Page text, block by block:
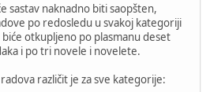
sastav naknadno biti saopšten,
po redosledu u svakoj kategoriji
otkupljeno po plasmanu deset
i po tri novele i novelete.
različit je za sve kategorije: